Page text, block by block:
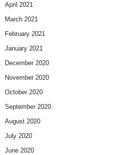
April 2021
March 2021
February 2021
January 2021
December 2020
November 2020
October 2020
September 2020
August 2020
July 2020
June 2020